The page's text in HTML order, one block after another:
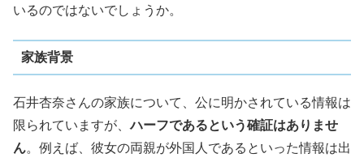
いるのではないでしょうか。
家族背景
石井杏奈さんの家族について、公に明かされている情報は
限られていますが、ハーフであるという確証はありませ
ん。例えば、彼女の両親が外国人であるといった情報は出